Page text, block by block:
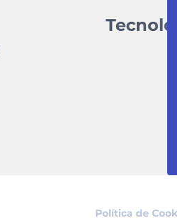
Política de